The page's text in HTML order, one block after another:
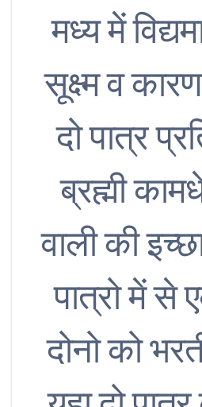
मध्य में
सूक्ष्म व
दो पात्र
ब्रह्मी
वाली की
पात्रो में से
दोनो को